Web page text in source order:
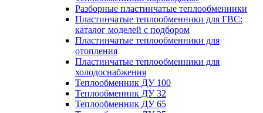
Разборные пластинчатые теплообменники
Пластинчатые теплообменники для ГВС:
каталог моделей с подбором
Пластинчатые теплообменники для
отопления
Пластинчатые теплообменники для
холодоснабжения
Теплообменник ДУ 100
Теплообменник ДУ 32
Теплообменник ДУ 65